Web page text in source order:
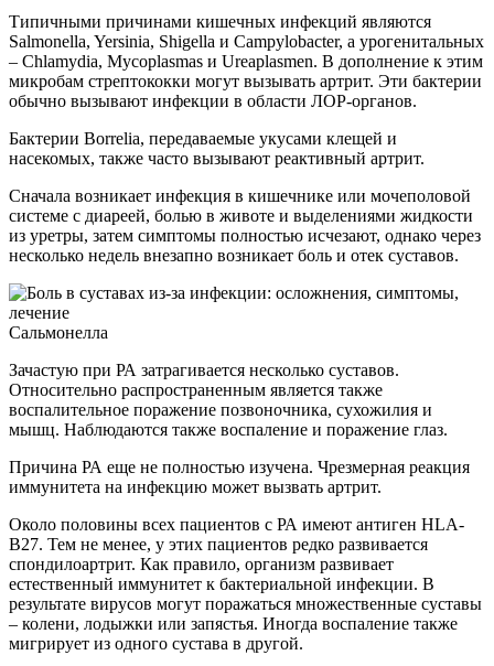
Типичными причинами кишечных инфекций являются
Salmonella, Yersinia, Shigella и Campylobacter, а урогенитальных
– Chlamydia, Mycoplasmas и Ureaplasmen. В дополнение к этим
микробам стрептококки могут вызывать артрит. Эти бактерии
обычно вызывают инфекции в области ЛОР-органов.
Бактерии Borrelia, передаваемые укусами клещей и
насекомых, также часто вызывают реактивный артрит.
Сначала возникает инфекция в кишечнике или мочеполовой
системе с диареей, болью в животе и выделениями жидкости
из уретры, затем симптомы полностью исчезают, однако через
несколько недель внезапно возникает боль и отек суставов.
Сальмонелла
Зачастую при РА затрагивается несколько суставов.
Относительно распространенным является также
воспалительное поражение позвоночника, сухожилия и
мышц. Наблюдаются также воспаление и поражение глаз.
Причина РА еще не полностью изучена. Чрезмерная реакция
иммунитета на инфекцию может вызвать артрит.
Около половины всех пациентов с РА имеют антиген HLA-
B27. Тем не менее, у этих пациентов редко развивается
спондилоартрит. Как правило, организм развивает
естественный иммунитет к бактериальной инфекции. В
результате вирусов могут поражаться множественные суставы
– колени, лодыжки или запястья. Иногда воспаление также
мигрирует из одного сустава в другой.